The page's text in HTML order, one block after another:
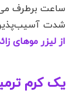
ساعت برطرف
شدت
از لیزر موهای
یک کرم